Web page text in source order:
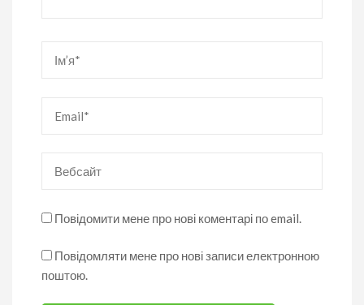
Повідомити мене про нові коментарі по email.
Повідомляти мене про нові записи електронною
поштою.